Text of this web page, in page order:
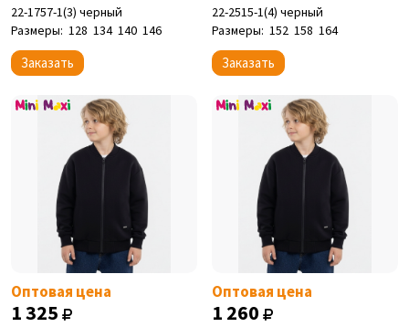
22-1757-1(3) черный
Размеры: 128 134 140 146
Заказать
22-2515-1(4) черный
Размеры: 152 158 164
Заказать
Оптовая цена
1 325
Оптовая цена
1 260